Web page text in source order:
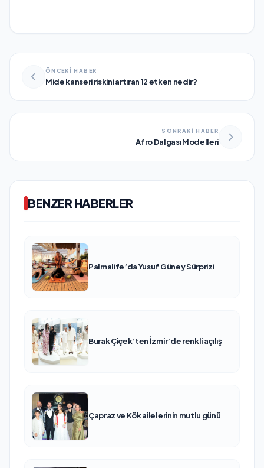
ÖNCEKİ HABER
Mide kanseri riskini artıran 12 etken nedir?
SONRAKİ HABER
Afro Dalgası Modelleri
BENZER HABERLER
Palmalife’da Yusuf Güney Sürprizi
Burak Çiçek’ten İzmir’de renkli açılış
Çapraz ve Kök ailelerinin mutlu günü